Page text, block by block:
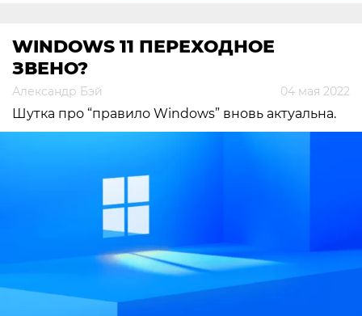
WINDOWS 11 ПЕРЕХОДНОЕ
ЗВЕНО?
Александр Бэй 04 мая 2022
Шутка про “правило Windows” вновь актуальна.